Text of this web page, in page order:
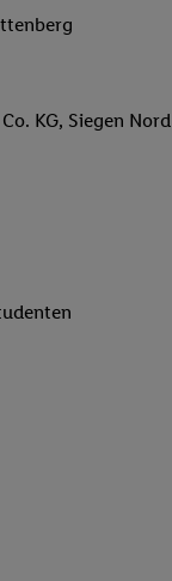
KG, Siegen Nord